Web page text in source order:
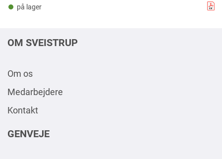
på lager
OM SVEISTRUP
Om os
Medarbejdere
Kontakt
GENVEJE